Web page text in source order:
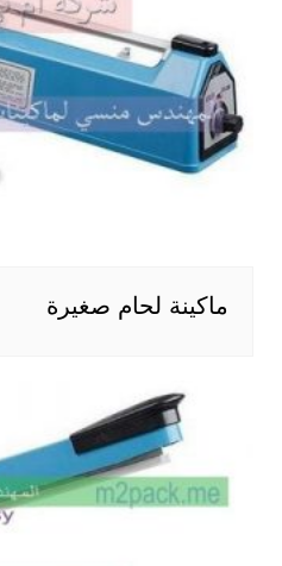
ماكينة لحام صغيرة